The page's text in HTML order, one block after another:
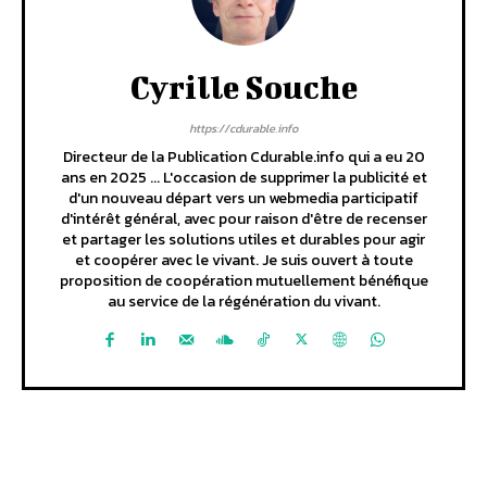
Cyrille Souche
https://cdurable.info
Directeur de la Publication Cdurable.info qui a eu 20
ans en 2025 ... L'occasion de supprimer la publicité et
d'un nouveau départ vers un webmedia participatif
d'intérêt général, avec pour raison d'être de recenser
et partager les solutions utiles et durables pour agir
et coopérer avec le vivant. Je suis ouvert à toute
proposition de coopération mutuellement bénéfique
au service de la régénération du vivant.